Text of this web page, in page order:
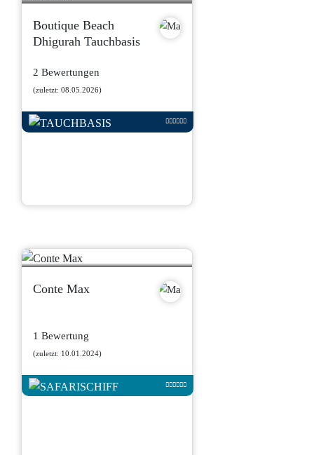
Boutique Beach
Dhigurah Tauchbasis
2 Bewertungen
(zuletzt: 08.05.2026)
Conte Max
1 Bewertung
(zuletzt: 10.01.2024)